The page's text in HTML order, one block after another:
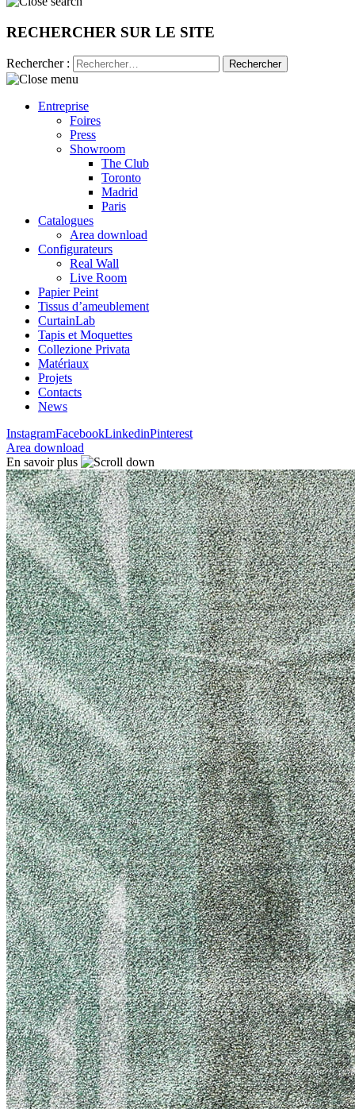
RECHERCHER SUR LE SITE
Rechercher :
Entreprise
Foires
Press
Showroom
The Club
Toronto
Madrid
Paris
Catalogues
Area download
Configurateurs
Real Wall
Live Room
Papier Peint
Tissus d’ameublement
CurtainLab
Tapis et Moquettes
Collezione Privata
Matériaux
Projets
Contacts
News
InstagramFacebookLinkedinPinterest
Area download
En savoir plus